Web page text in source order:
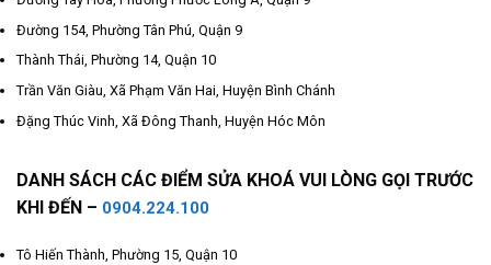
Đường 154, Phường Tân Phú, Quận 9
Thành Thái, Phường 14, Quận 10
Trần Văn Giàu, Xã Phạm Văn Hai, Huyện Bình Chánh
Đặng Thúc Vinh, Xã Đông Thanh, Huyện Hóc Môn
DANH SÁCH CÁC ĐIỂM SỬA KHOÁ VUI LÒNG GỌI TRƯỚC
KHI ĐẾN – 0904.224.100
Tô Hiến Thành, Phường 15, Quận 10